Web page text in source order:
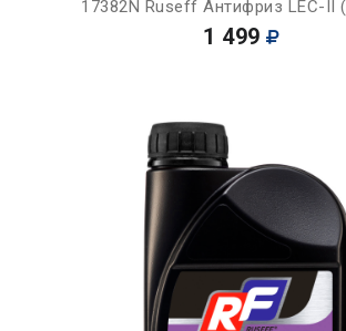
17382N Ruseff Антифриз LEC-II
1 499